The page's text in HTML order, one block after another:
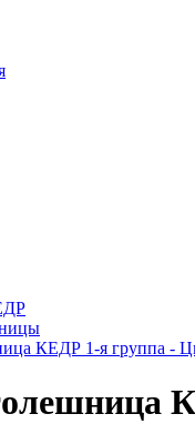
КЕДР 1-я группа -